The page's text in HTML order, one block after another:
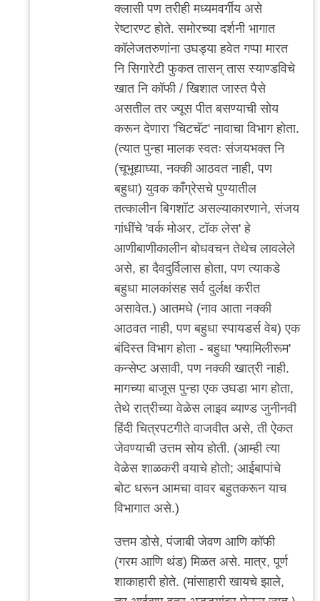
क्लासी पण तरीही मध्यमवर्गीय असे
रेष्टारण्ट होते. समोरच्या दर्शनी भागात
कॉलेजतरुणांना उघड्या हवेत गप्पा मारत
नि सिगारेटी फुकत तासन् तास स्याण्डविचे
खात नि कॉफी / खिशात जास्त पैसे
असतील तर ज्यूस पीत बसण्याची सोय
करून देणारा 'चिटचॅट' नावाचा विभाग होता.
(त्यात पुन्हा मालक स्वतः संजयभक्त नि
(चूभूद्याघ्या, नक्की आठवत नाही, पण
बहुधा) युवक काँग्रेसचे पुण्यातील
तत्कालीन बिगशॉट असल्याकारणाने, संजय
गांधींचे 'वर्क मोअर, टॉक लेस' हे
आणीबाणीकालीन बोधवचन तेथेच लावलेले
असे, हा दैवदुर्विलास होता, पण त्याकडे
बहुधा मालकांसह सर्व दुर्लक्ष करीत
असावेत.) आतमधे (नाव आता नक्की
आठवत नाही, पण बहुधा स्पायडर्स वेब) एक
बंदिस्त विभाग होता - बहुधा 'फ्यामिलीरूम'
कन्सेप्ट असावी, पण नक्की खात्री नाही.
मागच्या बाजूस पुन्हा एक उघडा भाग होता,
तेथे रात्रीच्या वेळेस लाइव ब्याण्ड जुनीनवी
हिंदी चित्रपटगीते वाजवीत असे, ती ऐकत
जेवण्याची उत्तम सोय होती. (आम्ही त्या
वेळेस शाळकरी वयाचे होतो; आईबापांचे
बोट धरून आमचा वावर बहुतकरून याच
विभागात असे.)
उत्तम डोसे, पंजाबी जेवण आणि कॉफी
(गरम आणि थंड) मिळत असे. मात्र, पूर्ण
शाकाहारी होते. (मांसाहारी खायचे झाले,